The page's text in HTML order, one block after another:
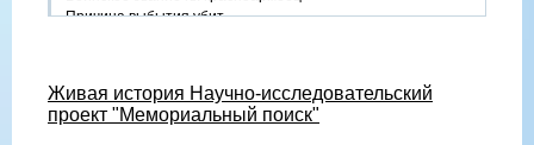
Причина выбытия убит
Живая история Научно-исследовательский
проект "Мемориальный поиск"